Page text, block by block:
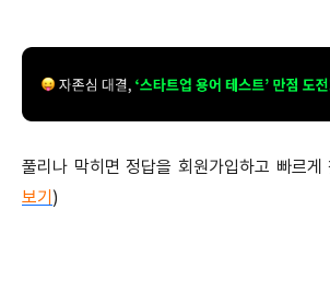
풀리나 막히면 정답을 회원가입하고 빠르게
보기)